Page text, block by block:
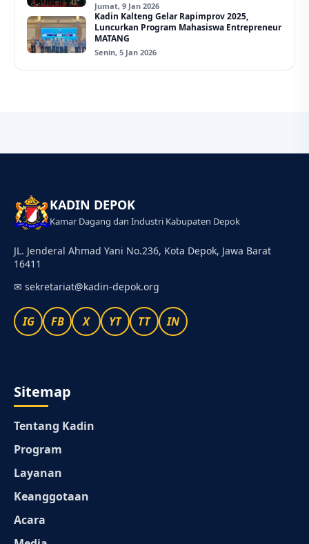
Jumat, 9 Jan 2026
Kadin Kalteng Gelar Rapimprov 2025,
Luncurkan Program Mahasiswa Entrepreneur
MATANG
Senin, 5 Jan 2026
KADIN DEPOK
Kamar Dagang dan Industri Kabupaten Depok
JL. Jenderal Ahmad Yani No.236, Kota Depok, Jawa Barat
16411
✉ sekretariat@kadin-depok.org
IG FB X YT TT IN
Sitemap
Tentang Kadin
Program
Layanan
Keanggotaan
Acara